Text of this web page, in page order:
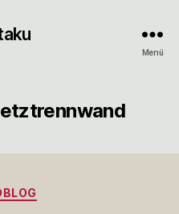
Menü